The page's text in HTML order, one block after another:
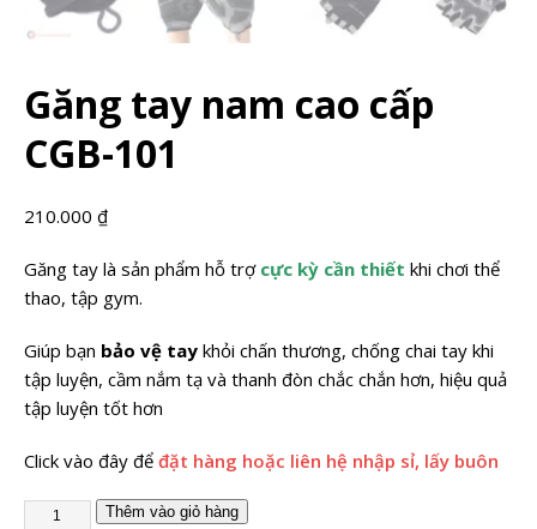
Găng tay nam cao cấp
CGB-101
210.000 ₫
Găng tay là sản phẩm hỗ trợ cực kỳ cần thiết khi chơi thể
thao, tập gym.
Giúp bạn bảo vệ tay khỏi chấn thương, chống chai tay khi
tập luyện, cầm nắm tạ và thanh đòn chắc chắn hơn, hiệu quả
tập luyện tốt hơn
Click vào đây để đặt hàng hoặc liên hệ nhập sỉ, lấy buôn
Thêm vào giỏ hàng